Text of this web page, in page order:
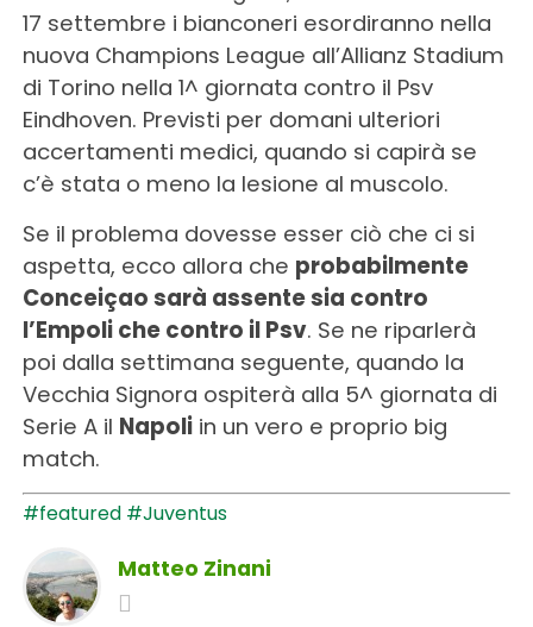
17 settembre i bianconeri esordiranno nella
nuova Champions League all’Allianz Stadium
di Torino nella 1^ giornata contro il Psv
Eindhoven. Previsti per domani ulteriori
accertamenti medici, quando si capirà se
c’è stata o meno la lesione al muscolo.
Se il problema dovesse esser ciò che ci si
aspetta, ecco allora che probabilmente
Conceiçao sarà assente sia contro
l’Empoli che contro il Psv. Se ne riparlerà
poi dalla settimana seguente, quando la
Vecchia Signora ospiterà alla 5^ giornata di
Serie A il Napoliin un vero e proprio big
match.
#featured #Juventus
Matteo Zinani